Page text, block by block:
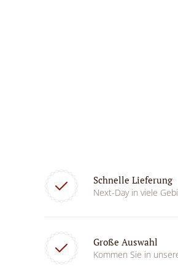
Schnelle Lieferung
Next-Day in viele
Große Auswahl
Kommen Sie in